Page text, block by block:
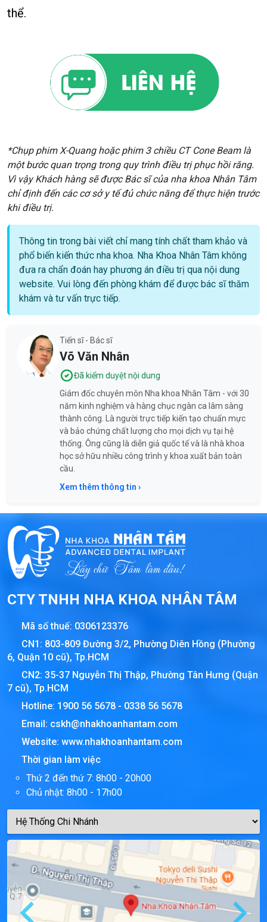
thể.
*Chụp phim X-Quang hoặc phim 3 chiều CT Cone Beam là
một bước quan trọng trong quy trình điều trị phục hồi răng.
Vì vậy Khách hàng sẽ được Bác sĩ của nha khoa Nhân Tâm
chỉ định đến các cơ sở y tế đủ chức năng để thực hiện trước
khi điều trị.
Thông tin trong bài viết chỉ mang tính chất tham khảo và
phổ biến kiến thức nha khoa. Nha Khoa Nhân Tâm không
đưa ra chẩn đoán hay phương án điều trị qua nội dung
website. Vui lòng đến phòng khám để được bác sĩ thăm
khám và tư vấn trực tiếp.
Tiến sĩ - Bác sĩ
Võ Văn Nhân
Đã kiểm duyệt nội dung
Giám đốc chuyên môn Nha khoa Nhân Tâm - với 30
năm kinh nghiệm và hàng chục ngàn ca lâm sàng
thành công. Là người trực tiếp kiến tạo chuẩn mực
và bảo chứng chất lượng cho mọi dịch vụ tại hệ
thống. Ông cũng là diễn giả quốc tế và là nhà khoa
học sở hữu nhiều công trình y khoa xuất bản toàn
cầu.
Xem thêm thông tin ›
CTY TNHH NHA KHOA NHÂN TÂM
Mã số thuế: 0306123376
CN1: 803-809 Đường 3/2, Phường Diên Hồng (Phường
6, Quận 10 cũ), Tp.HCM
CN2: 35-37 Nguyễn Thị Thập, Phường Tân Hưng (Quận
7 cũ), Tp.HCM
Hotline: 1900 56 5678 - 0338 56 5678
Email: cskh@nhakhoanhantam.com
Website: www.nhakhoanhantam.com
Thời gian làm việc
Thứ 2 đến thứ 7: 8h00 - 20h00
Chủ nhật: 8h00 - 17h00